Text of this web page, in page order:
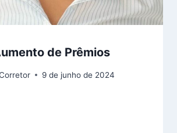
de Prêmios
9 de junho de 2024